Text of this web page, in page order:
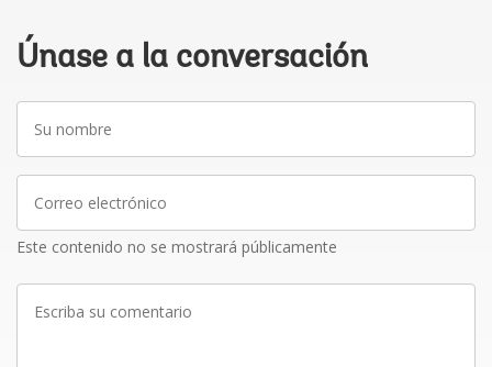
Únase a la conversación
nombre
electrónico
Este contenido no se mostrará públicamente